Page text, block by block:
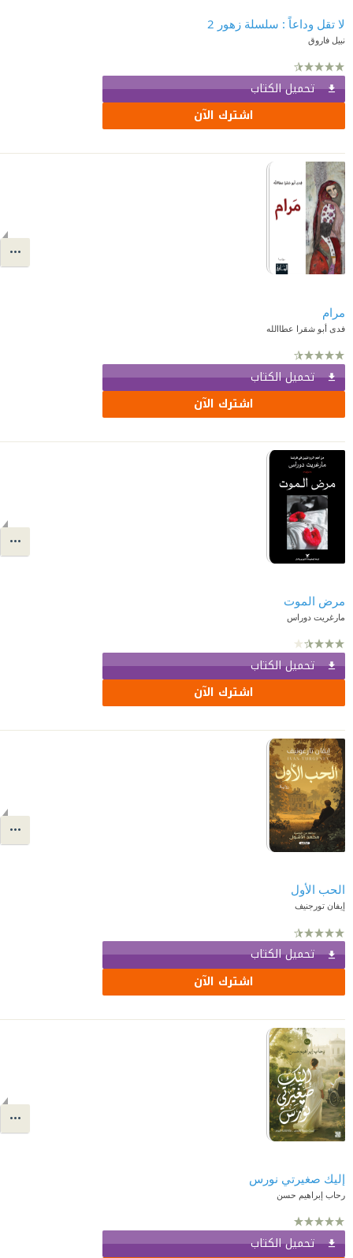
لا تقل وداعاً : سلسلة زهور 2
نبيل فاروق
تحميل الكتاب
اشترك الآن
مرام
فدى أبو شقرا عطاالله
تحميل الكتاب
اشترك الآن
مرض الموت
مارغريت دوراس
تحميل الكتاب
اشترك الآن
الحب الأول
إيفان تورجنيف
تحميل الكتاب
اشترك الآن
إليك صغيرتي نورس
رحاب إبراهيم حسن
تحميل الكتاب